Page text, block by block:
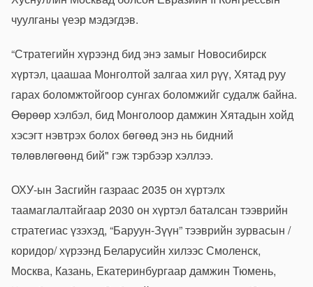
чуулганы үеэр мэдэгдэв.
“Стратегийн хүрээнд бид энэ замыг Новосибирск
хүртэл, цаашаа Монголтой залгаа хил рүү, Хятад руу
гарах боломжтойгоор сунгах боломжийг судалж байна.
Өөрөөр хэлбэл, бид Монголоор дамжин Хятадын хойд
хэсэгт нэвтрэх болох бөгөөд энэ нь бидний
төлөвлөгөөнд бий" гэж тэрбээр хэллээ.
ОХУ-ын Засгийн газраас 2035 он хүртэлх
таамаглалтайгаар 2030 он хүртэл баталсан тээврийн
стратегиас үзэхэд, “Баруун-Зүүн” тээврийн зурвасын /
коридор/ хүрээнд Беларусийн хилээс Смоленск,
Москва, Казань, Екатеринбургаар дамжин Тюмень,